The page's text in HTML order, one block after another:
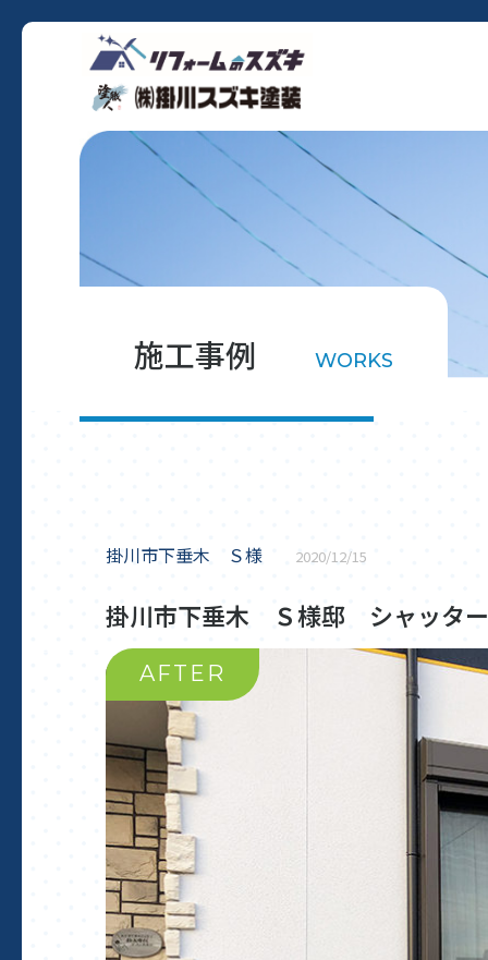
施工事例 WORKS
掛川市下垂木 Ｓ様 2020/12/15
掛川市下垂木 Ｓ様邸 シャッタ
AFTER